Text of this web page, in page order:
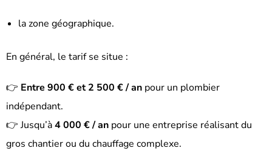
la zone géographique.
En général, le tarif se situe :
👉 Entre 900 € et 2 500 € / an pour un plombier
indépendant.
👉 Jusqu’à4 000 € / an pour une entreprise réalisant du
gros chantier ou du chauffage complexe.